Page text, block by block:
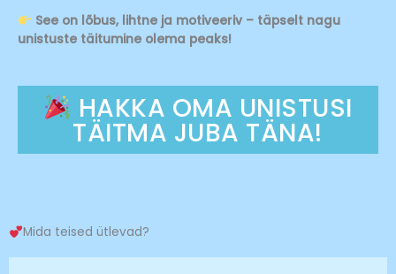
See on lõbus, lihtne ja motiveeriv – täpselt nagu
unistuste täitumine olema peaks!
HAKKA OMA UNISTUSI
TÄITMA JUBA TÄNA!
Mida teised ütlevad?